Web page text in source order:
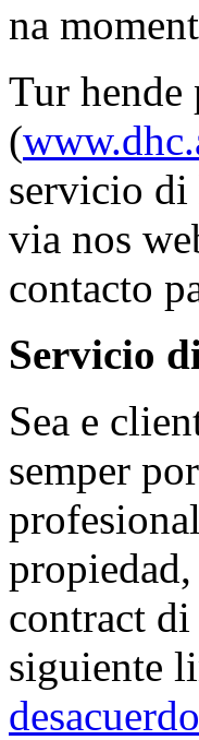
na
Tur hende
(
servicio di
via nos
contacto
Servicio
Sea e
semper
contract
siguiente